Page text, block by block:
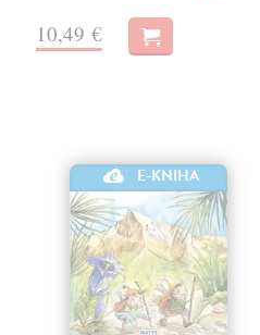
10,49 €
E-KNIHA